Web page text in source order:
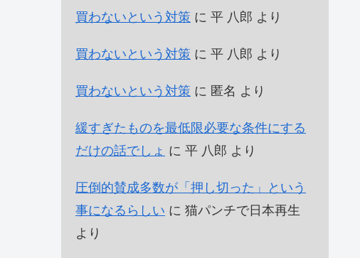
買わないという対策 に 平 八郎 より
買わないという対策 に 平 八郎 より
買わないという対策 に 匿名 より
緩すぎたものを最低限必要な条件にする
だけの話でしょ に 平 八郎 より
圧倒的賛成多数が「押し切った」という
事になるらしい に 猫パンチで日本再生
より